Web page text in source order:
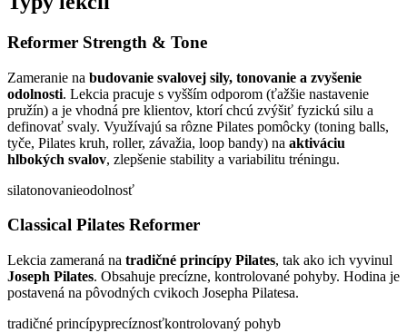
Reformer Strength & Tone
Zameranie na budovanie svalovej sily, tonovanie a zvyšenie
odolnosti. Lekcia pracuje s vyšším odporom (ťažšie nastavenie
pružín) a je vhodná pre klientov, ktorí chcú zvýšiť fyzickú silu a
definovať svaly. Využívajú sa rôzne Pilates pomôcky (toning balls,
tyče, Pilates kruh, roller, závažia, loop bandy) na aktiváciu
hlbokých svalov, zlepšenie stability a variabilitu tréningu.
silatonovanieodolnosť
Classical Pilates Reformer
Lekcia zameraná na tradičné princípy Pilates, tak ako ich vyvinul
Joseph Pilates. Obsahuje precízne, kontrolované pohyby. Hodina je
postavená na pôvodných cvikoch Josepha Pilatesa.
tradičné princípyprecíznosťkontrolovaný pohyb